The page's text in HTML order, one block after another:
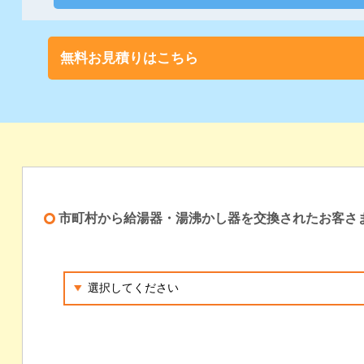
無料お見積りはこちら
市町村から給湯器・湯沸かし器を交換されたお客さ